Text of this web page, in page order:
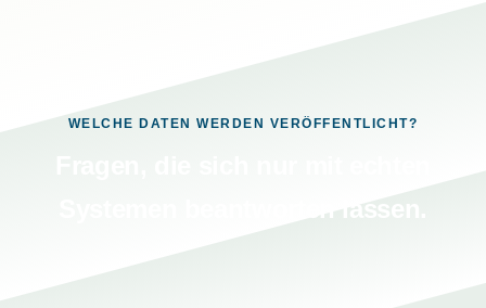
WELCHE DATEN WERDEN VERÖFFENTLICHT?